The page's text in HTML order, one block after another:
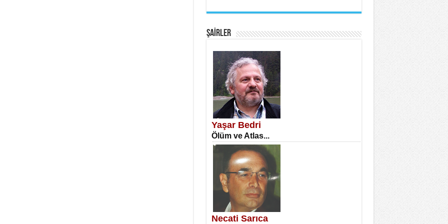
SATILMIŞ ÜMİT ÇETİNKAYA
Erkenlik...
NECLA DİLEK ARSLAN
Öğretmenler Günü Mahkemesi...
ŞAİRLER
Yaşar Bedri
Ölüm ve Atlas...
Necati Sarıca